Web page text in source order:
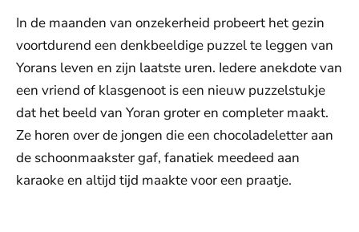
In de maanden van onzekerheid probeert het gezin
voortdurend een denkbeeldige puzzel te leggen van
Yorans leven en zijn laatste uren. Iedere anekdote van
een vriend of klasgenoot is een nieuw puzzelstukje
dat het beeld van Yoran groter en completer maakt.
Ze horen over de jongen die een chocoladeletter aan
de schoonmaakster gaf, fanatiek meedeed aan
karaoke en altijd tijd maakte voor een praatje.